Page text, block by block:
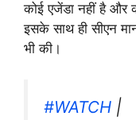
कोई एजेंडा नहीं है और
इसके साथ ही सीएन
भी की।
#WATCH |